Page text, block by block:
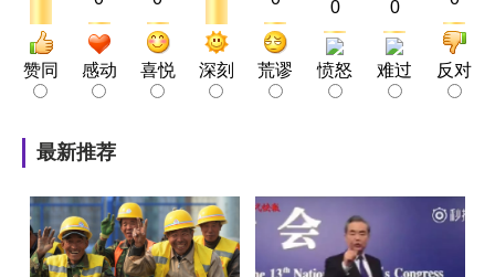
赞同 感动 喜悦 深刻 荒谬
0
愤怒
0
难过 反对
最新推荐